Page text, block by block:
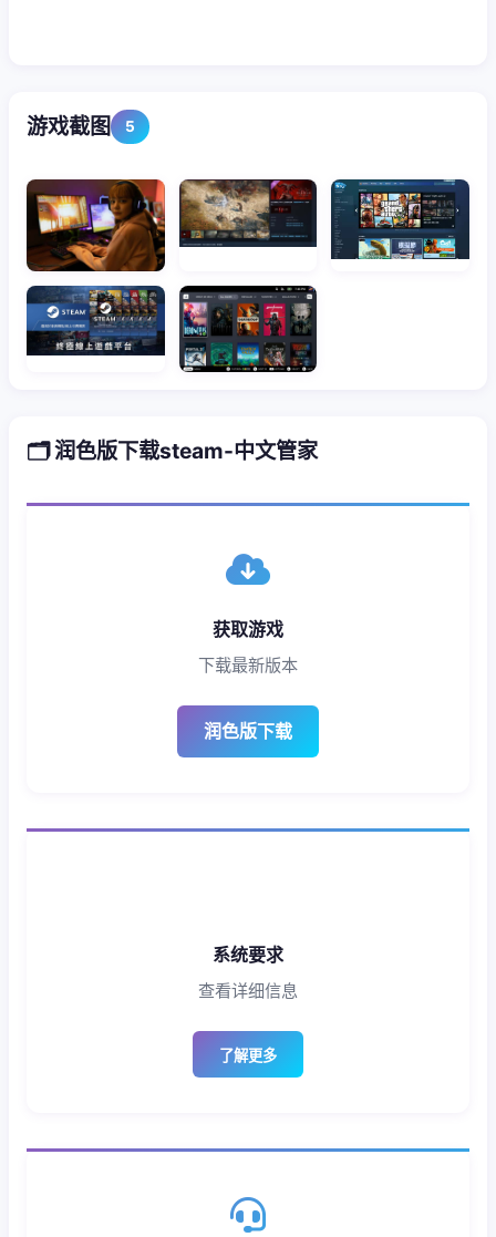
游戏截图 5
🗂️ 润色版下载steam-中文管家
获取游戏
下载最新版本
润色版下载
系统要求
查看详细信息
了解更多